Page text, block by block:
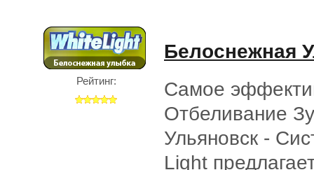
Рейтинг:
Белоснежная
Самое
Отбеливание
Ульяновск -
Light